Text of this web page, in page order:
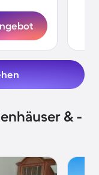
& -